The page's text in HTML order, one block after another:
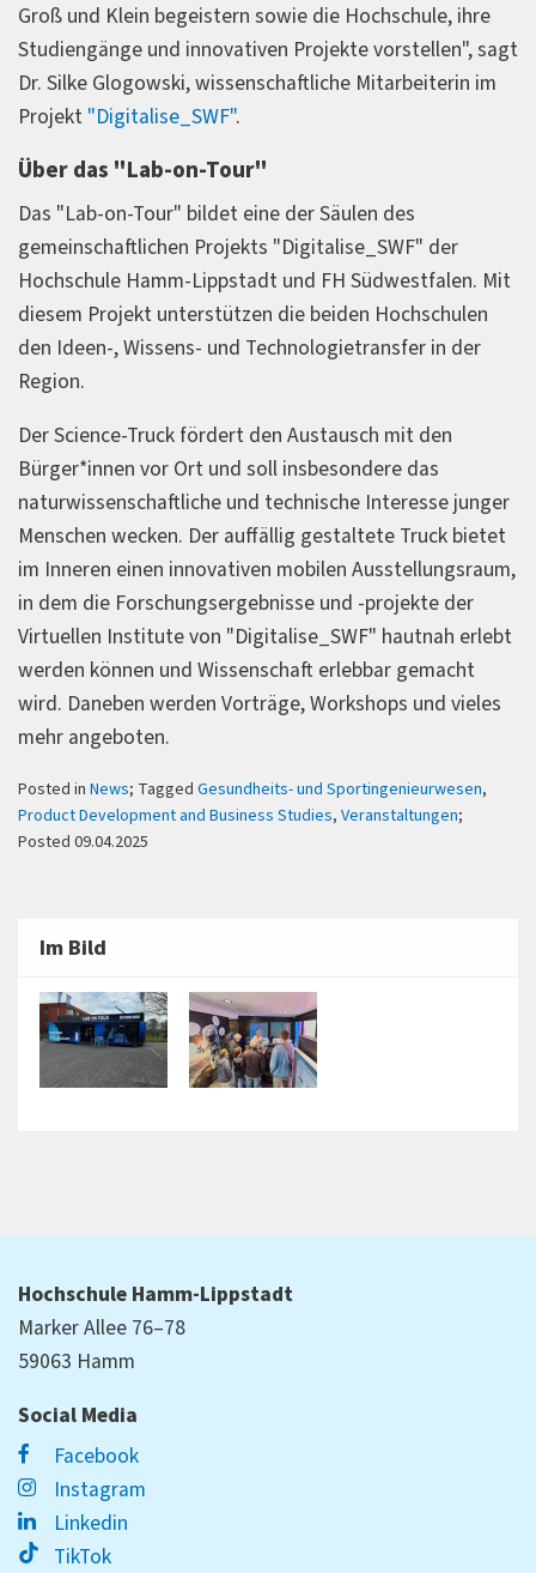
Groß und Klein begeistern sowie die Hochschule, ihre
Studiengänge und innovativen Projekte vorstellen", sagt
Dr. Silke Glogowski, wissenschaftliche Mitarbeiterin im
Projekt "Digitalise_SWF".
Über das "Lab-on-Tour"
Das "Lab-on-Tour" bildet eine der Säulen des
gemeinschaftlichen Projekts "Digitalise_SWF" der
Hochschule Hamm-Lippstadt und FH Südwestfalen. Mit
diesem Projekt unterstützen die beiden Hochschulen
den Ideen-, Wissens- und Technologietransfer in der
Region.
Der Science-Truck fördert den Austausch mit den
Bürger*innen vor Ort und soll insbesondere das
naturwissenschaftliche und technische Interesse junger
Menschen wecken. Der auffällig gestaltete Truck bietet
im Inneren einen innovativen mobilen Ausstellungsraum,
in dem die Forschungsergebnisse und -projekte der
Virtuellen Institute von "Digitalise_SWF" hautnah erlebt
werden können und Wissenschaft erlebbar gemacht
wird. Daneben werden Vorträge, Workshops und vieles
mehr angeboten.
Posted in News; Tagged Gesundheits- und Sportingenieurwesen,
Product Development and Business Studies, Veranstaltungen;
Posted 09.04.2025
Im Bild
Hochschule Hamm-Lippstadt
Marker Allee 76–78
59063 Hamm
Social Media
Facebook
Instagram
Linkedin
TikTok